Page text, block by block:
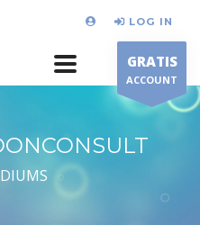
LOG IN
GRATIS
ACCOUNT